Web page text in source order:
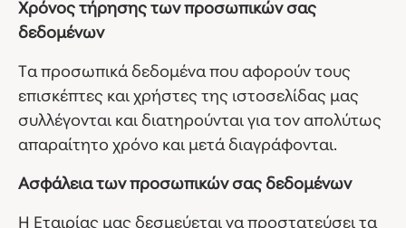
Χρόνος τήρησης των προσωπικών σας
δεδομένων
Τα προσωπικά δεδομένα που αφορούν τους
επισκέπτες και χρήστες της ιστοσελίδας μας
συλλέγονται και διατηρούνται για τον απολύτως
απαραίτητο χρόνο και μετά διαγράφονται.
Ασφάλεια των προσωπικών σας δεδομένων
Η Εταιρίας μας δεσμεύεται να προστατεύσει τα